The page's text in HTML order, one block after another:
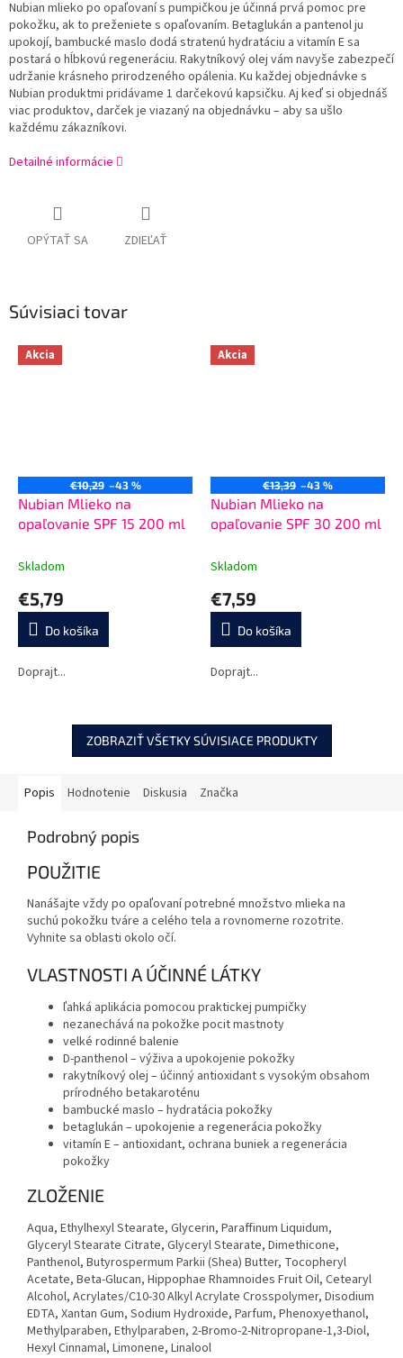
Nubian mlieko po opaľovaní s pumpičkou je účinná prvá pomoc pre
pokožku, ak to preženiete s opaľovaním. Betaglukán a pantenol ju
upokojí, bambucké maslo dodá stratenú hydratáciu a vitamín E sa
postará o hĺbkovú regeneráciu. Rakytníkový olej vám navyše zabezpečí
udržanie krásneho prirodzeného opálenia. Ku každej objednávke s
Nubian produktmi pridávame 1 darčekovú kapsičku. Aj keď si objednáš
viac produktov, darček je viazaný na objednávku – aby sa ušlo
každému zákazníkovi.
Detailné informácie
OPÝTAŤ SA ZDIEĽAŤ
Súvisiaci tovar
Akcia
€10,29 –43 %
Nubian Mlieko na
opaľovanie SPF 15 200 ml
Skladom
€5,79
Do košíka
Doprajt...
Akcia
€13,39 –43 %
Nubian Mlieko na
opaľovanie SPF 30 200 ml
Skladom
€7,59
Do košíka
Doprajt...
ZOBRAZIŤ VŠETKY SÚVISIACE PRODUKTY
Popis Hodnotenie Diskusia Značka
Podrobný popis
POUŽITIE
Nanášajte vždy po opaľovaní potrebné množstvo mlieka na
suchú pokožku tváre a celého tela a rovnomerne rozotrite.
Vyhnite sa oblasti okolo očí.
VLASTNOSTI A ÚČINNÉ LÁTKY
ľahká aplikácia pomocou praktickej pumpičky
nezanechává na pokožke pocit mastnoty
velké rodinné balenie
D-panthenol – výživa a upokojenie pokožky
rakytníkový olej – účinný antioxidant s vysokým obsahom
prírodného betakaroténu
bambucké maslo – hydratácia pokožky
betaglukán – upokojenie a regenerácia pokožky
vitamín E – antioxidant, ochrana buniek a regenerácia
pokožky
ZLOŽENIE
Aqua, Ethylhexyl Stearate, Glycerin, Paraffinum Liquidum,
Glyceryl Stearate Citrate, Glyceryl Stearate, Dimethicone,
Panthenol, Butyrospermum Parkii (Shea) Butter, Tocopheryl
Acetate, Beta-Glucan, Hippophae Rhamnoides Fruit Oil, Cetearyl
Alcohol, Acrylates/C10-30 Alkyl Acrylate Crosspolymer, Disodium
EDTA, Xantan Gum, Sodium Hydroxide, Parfum, Phenoxyethanol,
Methylparaben, Ethylparaben, 2-Bromo-2-Nitropropane-1,3-Diol,
Hexyl Cinnamal, Limonene, Linalool